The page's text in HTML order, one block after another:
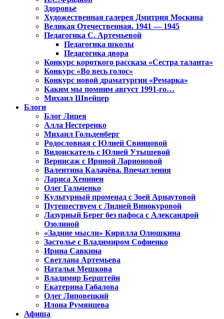
Здоровье
Художественная галерея Дмитрия Москина
Великая Отечественная. 1941 — 1945
Педагогика С. Артемьевой
Педагогика школы
Педагогика двора
Конкурс короткого рассказа «Сестра таланта»
Конкурс «Во весь голос»
Конкурс новой драматургии «Ремарка»
Каким мы помним август 1991-го…
Михаил Швейцер
Блоги
Блог Лицея
Алла Нестеренко
Михаил Гольденберг
Родословная с Юлией Свинцовой
Видоискатель с Юлией Утышевой
Вернисаж с Ириной Ларионовой
Валентина Калачёва. Впечатления
Лариса Хенинен
Олег Гальченко
Культурный променад с Зоей Арнаутовой
Путешествуем с Лидией Винокуровой
Лазурный Берег без пафоса с Александрой
Озолиной
«Задние мысли» Кирилла Олюшкина
Застолье с Владимиром Софиенко
Ирина Савкина
Светлана Артемьева
Наталья Мешкова
Владимир Берштейн
Екатерина Габалова
Олег Липовецкий
Илона Румянцева
Афиша